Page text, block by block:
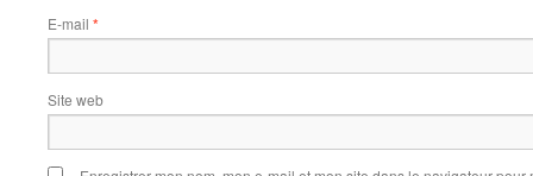
E-mail *
Site web